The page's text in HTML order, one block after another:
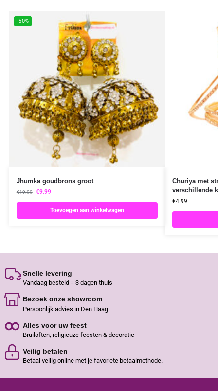
-50%
Jhumka goudbrons groot
€19.99 €9.99
Toevoegen aan winkelwagen
Churiya met
verschillende
€4.99
Snelle levering
Vandaag besteld = 3 dagen thuis
Bezoek onze showroom
Persoonlijk advies in Den Haag
Alles voor uw feest
Bruiloften, religieuze feesten & decoratie
Veilig betalen
Betaal veilig online met je favoriete betaalmethode.